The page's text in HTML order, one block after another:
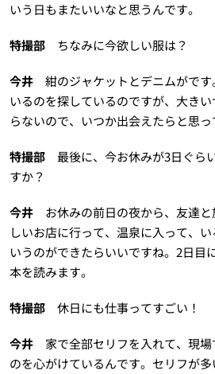
いう日もまたいいなと思うんです。
特撮部ちなみに今欲しい服は？
今井紺のジャケットとデニムがです
いるのを探しているのですが、大き
らないので、いつか出会えたらと思っ
特撮部最後に、今お休みが3日ぐら
すか？
今井お休みの前日の夜から、友達と
しいお店に行って、温泉に入って、
いうのができたらいいですね。2日目
本を読みます。
特撮部休日にも仕事ってすごい！
今井家で全部セリフを入れて、現場
のを心がけているんです。セリフが